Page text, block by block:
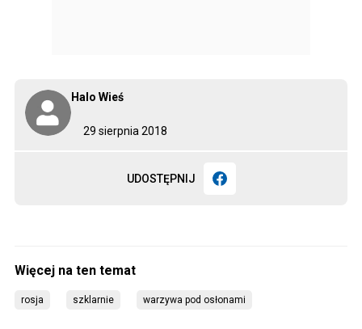
29 sierpnia 2018
Halo Wieś
UDOSTĘPNIJ
rosja szklarnie warzywa pod osłonami